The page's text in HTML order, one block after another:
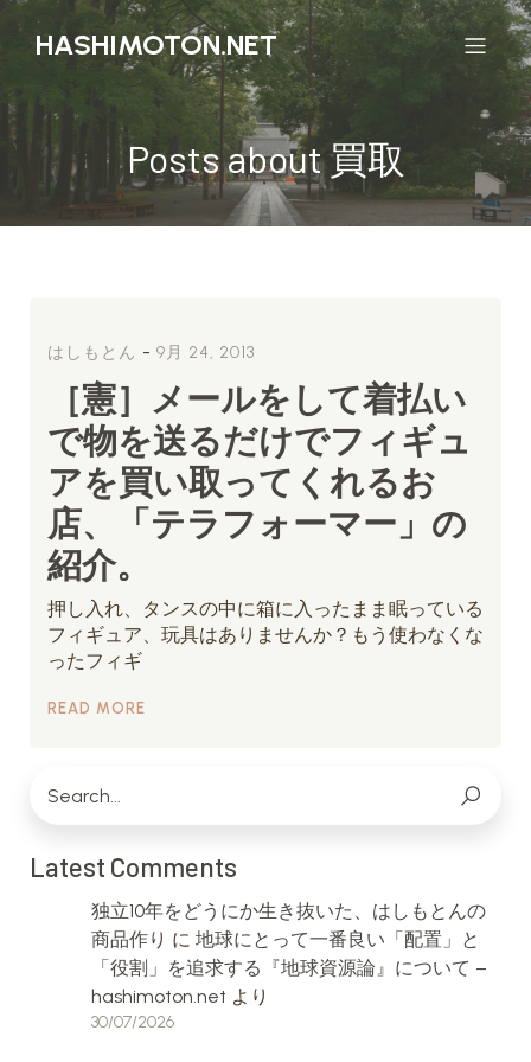
HASHIMOTON.NET
Posts about 買取
はしもとん - 9月 24, 2013
［憲］メールをして着払い
で物を送るだけでフィギュ
アを買い取ってくれるお
店、「テラフォーマー」の
紹介。
押し入れ、タンスの中に箱に入ったまま眠っている
フィギュア、玩具はありませんか？もう使わなくな
ったフィギ
READ MORE
Latest Comments
独立10年をどうにか生き抜いた、はしもとんの
商品作り に 地球にとって一番良い「配置」と
「役割」を追求する『地球資源論』について –
hashimoton.net より
30/07/2026